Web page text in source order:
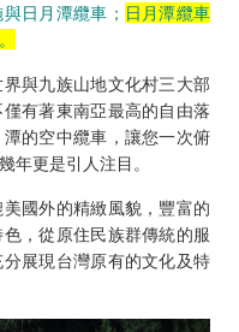
日月潭纜車； 日月潭纜車
與九族山地文化村三大部
有著東南亞最高的自由落
的空中纜車，讓您一次俯
年更是引人注目。
國外的精緻風貌，豐富的
，從原住民族群傳統的服
展現台灣原有的文化及特